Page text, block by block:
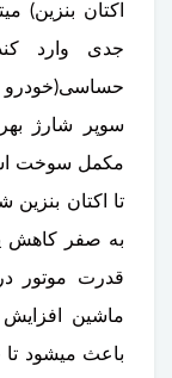
اکتان بنزین)
جدی وارد
حساسی(خودرو
سوپر شارژ
مکمل سوخت
تا اکتان بنزین
به صفر کاهش
قدرت موتور
ماشین افزایش
باعث میشود تا